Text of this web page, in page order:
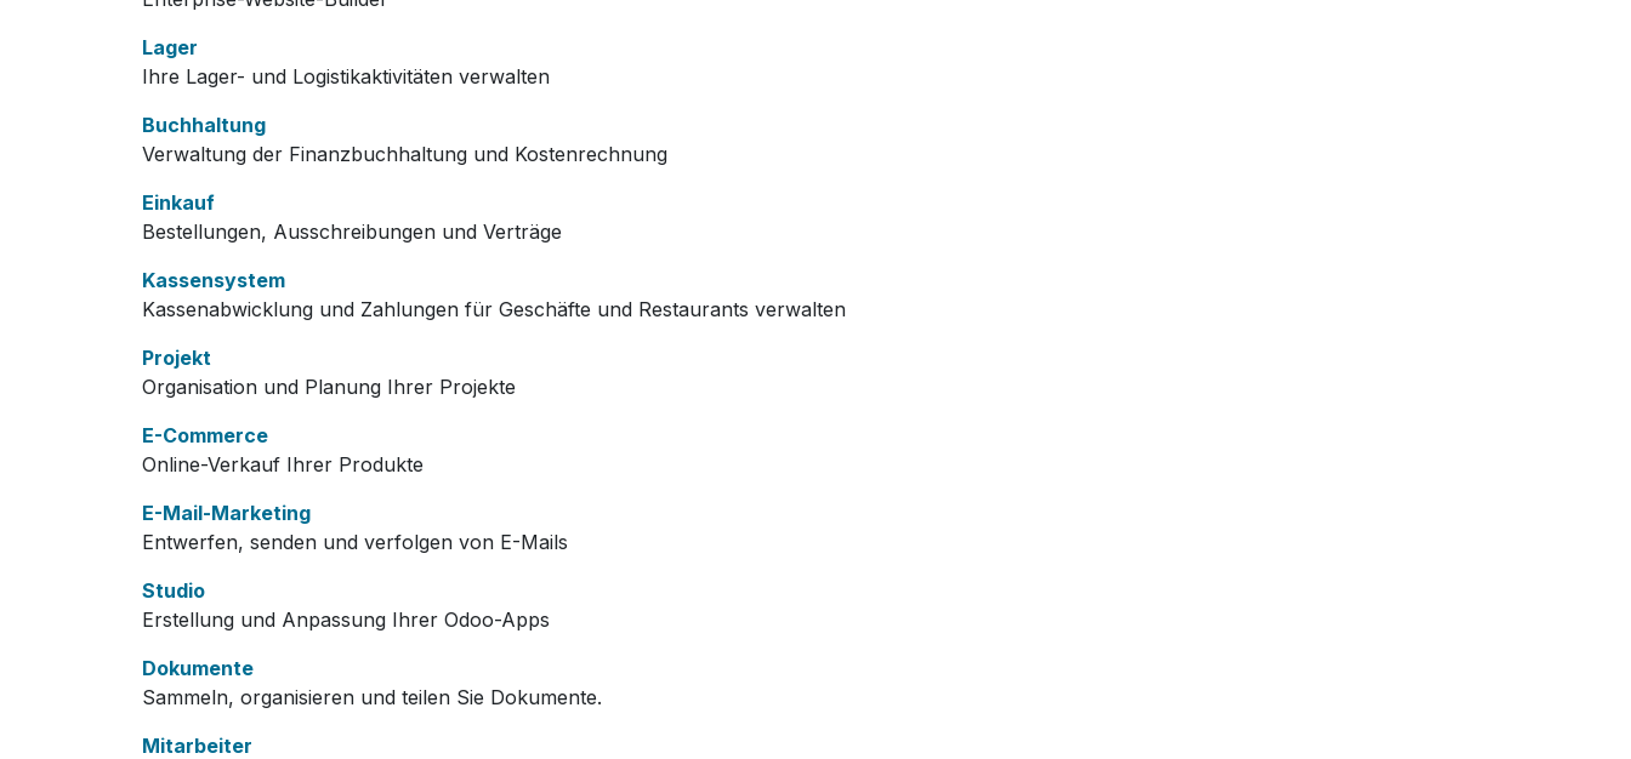
Lager
Ihre Lager- und Logistikaktivitäten verwalten
Buchhaltung
Verwaltung der Finanzbuchhaltung und Kostenrechnung
Einkauf
Bestellungen, Ausschreibungen und Verträge
Kassensystem
Kassenabwicklung und Zahlungen für Geschäfte und Restaurants verwalten
Projekt
Organisation und Planung Ihrer Projekte
E-Commerce
Online-Verkauf Ihrer Produkte
E-Mail-Marketing
Entwerfen, senden und verfolgen von E-Mails
Studio
Erstellung und Anpassung Ihrer Odoo-Apps
Dokumente
Sammeln, organisieren und teilen Sie Dokumente.
Mitarbeiter